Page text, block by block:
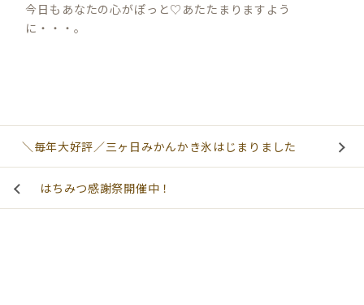
今日もあなたの心がぽっと♡あたたまりますよう
に・・・。
＼毎年大好評／三ヶ日みかんかき氷はじまりました
はちみつ感謝祭開催中！